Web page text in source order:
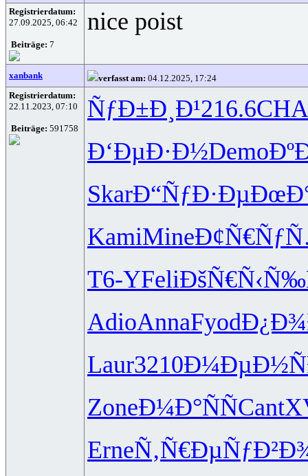
Registrierdatum:
27.09.2025, 06:42
Beiträge: 7
nice poist
xanbank verfasst am: 04.12.2025, 17:24
Registrierdatum:
22.11.2023, 07:10
Beiträge: 591758
ÑƒÐ±Ð¸Ð¹216.6
Ð‘ÐµÐ·Ð½Demo
SkarÐ“ÑƒÐ·Ðµ
KamiMine
T6-YFeliÐšÑ€Ñ‹Ñ‰
AdioAnnaFyod
Laur3210Ð¼ÐµÐ½Ñ
ZoneÐ¼Ð°ÑÑCant
ErneÑ‚Ñ€ÐµÑƒ